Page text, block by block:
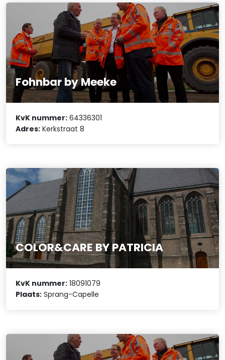
Fohnbar by Meeke
KvK nummer: 64336301
Adres: Kerkstraat 8
COLOR&CARE BY PATRICIA
KvK nummer: 18091079
Plaats: Sprang-Capelle